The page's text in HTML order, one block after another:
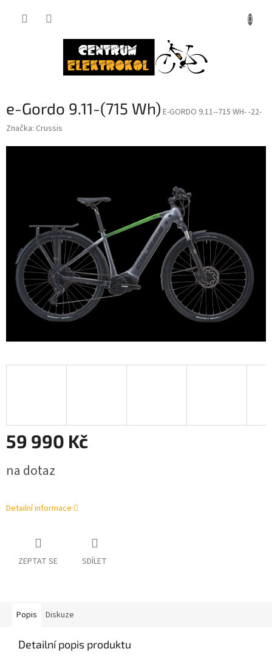
e-Gordo 9.11-(715 Wh) E-GORDO 9.11--715 WH- -22-
Značka: Crussis
59 990 Kč
cena:
na dotaz
Detailní informace
ZEPTAT SE SDÍLET
Popis Diskuze
Detailní popis produktu